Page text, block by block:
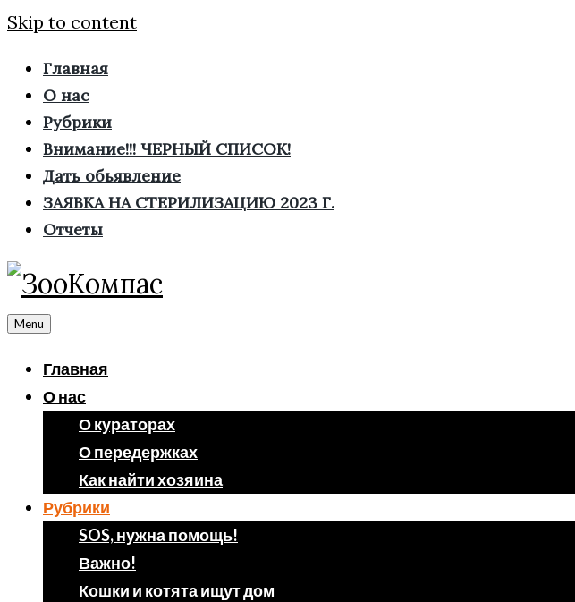
Skip to content
Главная
О нас
Рубрики
Внимание!!! ЧЕРНЫЙ СПИСОК!
Дать обьявление
ЗАЯВКА НА СТЕРИЛИЗАЦИЮ 2023 Г.
Отчеты
Menu
Главная
О нас
О кураторах
О передержках
Как найти хозяина
Рубрики
SOS, нужна помощь!
Важно!
Кошки и котята ищут дом